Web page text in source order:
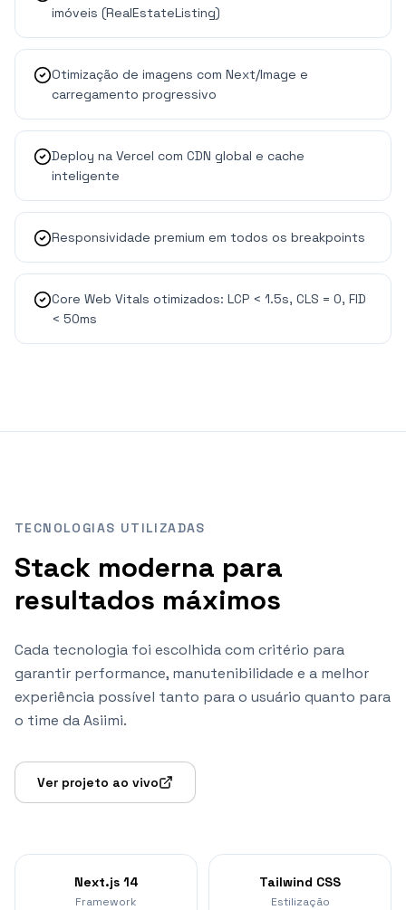
imóveis (RealEstateListing)
Otimização de imagens com Next/Image e
carregamento progressivo
Deploy na Vercel com CDN global e cache
inteligente
Responsividade premium em todos os breakpoints
Core Web Vitals otimizados: LCP < 1.5s, CLS = 0, FID
< 50ms
TECNOLOGIAS UTILIZADAS
Stack moderna para
resultados máximos
Cada tecnologia foi escolhida com critério para
garantir performance, manutenibilidade e a melhor
experiência possível tanto para o usuário quanto para
o time da Asiimi.
Ver projeto ao vivo
Next.js 14
Framework
Tailwind CSS
Estilização